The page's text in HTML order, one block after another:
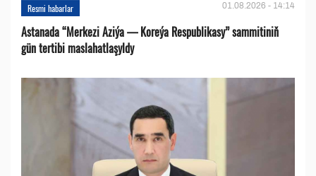
Resmi habarlar 01.08.2026 - 14:14
Astanada “Merkezi Aziýa — Koreýa Respublikasy” sammitiniň
gün tertibi maslahatlaşyldy